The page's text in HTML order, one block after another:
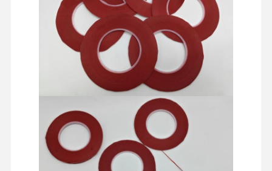
Γύρος
Εργοστασίων
Ποιοτικός
Έλεγχος
Επαφή
Μιλήστε
Τώρα.
ταινία για κατοικίδια
Ταινία Kapton
Πλαισιωμένη διπλάσιο ταινία
Ταινία κάλυψης